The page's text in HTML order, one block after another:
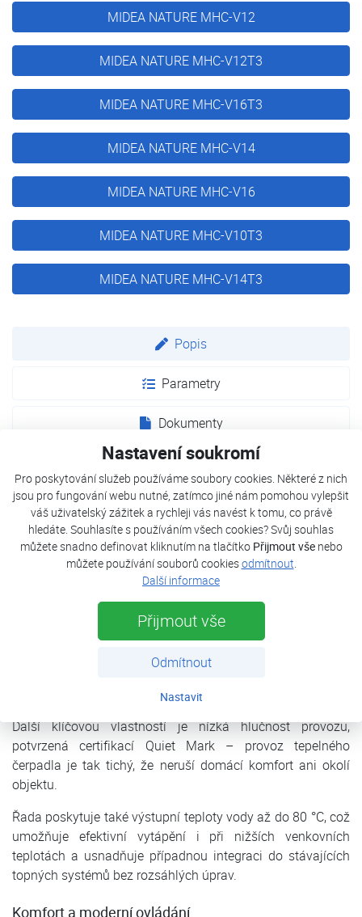
Nastavení soukromí
Pro poskytování služeb používáme soubory cookies. Některé z nich
jsou pro fungování webu nutné, zatímco jiné nám pomohou vylepšit
váš uživatelský zážitek a rychleji vás navést k tomu, co právě
hledáte. Souhlasíte s používáním všech cookies? Svůj souhlas
můžete snadno definovat kliknutím na tlačítko Přijmout všenebo
můžete používání souborů cookiesodmítnout
Další informace
Přijmout vše
Odmítnout
Nastavit
MIDEA NATURE MHC-V12
MIDEA NATURE MHC-V12T3
MIDEA NATURE MHC-V16T3
MIDEA NATURE MHC-V14
MIDEA NATURE MHC-V16
MIDEA NATURE MHC-V10T3
MIDEA NATURE MHC-V14T3
Popis
Parametry
Dokumenty
Midea Nature – energeticky úsporné a tiché tepelné
čerpadlo s přírodním chladivem
Výhody tepelných čerpadel Midea Nature
Tato řada tepelných čerpadel je navržena tak, aby
pokrývala potřeby moderních domů — od novostaveb po
rekonstrukce. Díky použití chladiva R290 s nízkým
potenciálem globálního oteplování je provoz šetrný k
životnímu prostředí, aniž by se snižovala účinnost.
Midea Nature se může pochlubit energetickou třídou A+++
do nižší spotřeby energie a dlouhodobých úspor.
Další klíčovou vlastností je nízká hlučnost provozu,
potvrzená certifikací Quiet Mark – provoz tepelného
čerpadla je tak tichý, že neruší domácí komfort ani okolí
objektu.
Řada poskytuje také výstupní teploty vody až do 80 °C, což
umožňuje efektivní vytápění i při nižších venkovních
teplotách a usnadňuje případnou integraci do stávajících
topných systémů bez rozsáhlých úprav.
Komfort a moderní ovládání